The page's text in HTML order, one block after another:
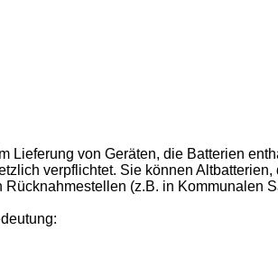
Lieferung von Geräten, die Batterien
verpflichtet. Sie können
(z.B. in Kommunalen